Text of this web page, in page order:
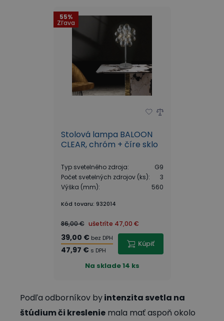
55%
Zľava
Stolová lampa BALOON
CLEAR, chróm + číre sklo
Typ svetelného zdroja:
G9
Počet svetelných zdrojov (ks):
3
Výška (mm): 560
Kód tovaru: 932014
86,00 € ušetríte 47,00 €
39,00 € bez DPH
47,97 € s DPH
Kúpiť
Na sklade14 ks
Podľa odborníkov byintenzita svetla na
štúdium či kreslenie mala mať aspoň okolo